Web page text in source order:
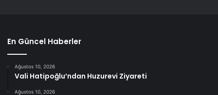
En Güncel Haberler
Ağustos 10, 2026
Vali Hatipoğlu’ndan Huzurevi Ziyareti
Ağustos 10, 2026